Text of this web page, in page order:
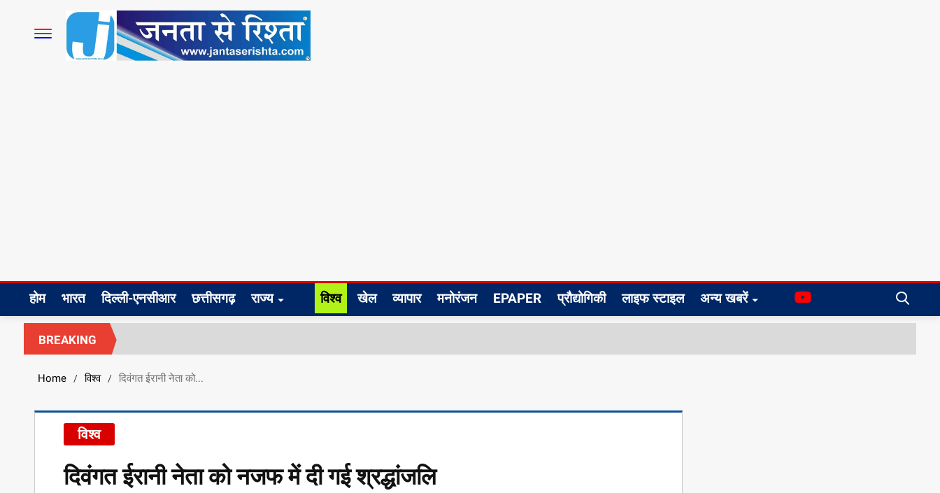
होम भारत दिल्ली-एनसीआर छत्तीसगढ़ राज्य विश्व खेल व्यापार मनोरंजन EPAPER प्रौद्योगिकी लाइफ स्टाइल अन्य खबरें
BREAKING
Home / विश्व / दिवंगत ईरानी नेता को...
विश्व
दिवंगत ईरानी नेता को नजफ में दी गई श्रद्धांजलि